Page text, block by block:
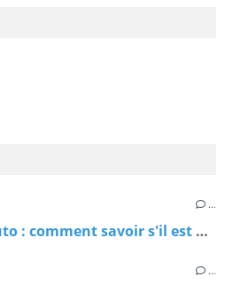
…
Site de comparaison auto : comment savoir s'il est digne de confiance ?
…